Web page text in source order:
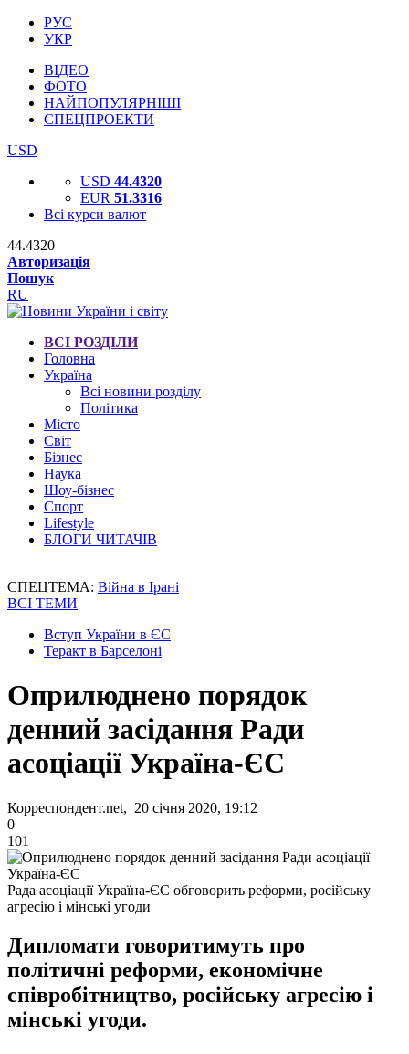
РУС
УКР
ВІДЕО
ФОТО
НАЙПОПУЛЯРНІШІ
СПЕЦПРОЕКТИ
USD
USD 44.4320
EUR 51.3316
Всі курси валют
44.4320
Авторизація
Пошук
RU
ВСІ РОЗДІЛИ
Головна
Україна
Всі новини розділу
Політика
Місто
Світ
Бізнес
Наука
Шоу-бізнес
Спорт
Lifestyle
БЛОГИ ЧИТАЧІВ
СПЕЦТЕМА: Війна в Ірані
ВСІ ТЕМИ
Вступ України в ЄС
Теракт в Барселоні
Оприлюднено порядок
денний засідання Ради
асоціації Україна-ЄС
Корреспондент.net, 20 січня 2020, 19:12
0
101
Рада асоціації Україна-ЄС обговорить реформи, російську
агресію і мінські угоди
Дипломати говоритимуть про
політичні реформи, економічне
співробітництво, російську агресію і
мінські угоди.